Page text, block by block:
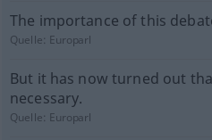
The importance of this
Quelle: Europarl
But it has now turned out
necessary.
Quelle: Europarl